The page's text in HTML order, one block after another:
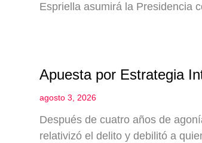
Espriella asumirá la Presidencia
Apuesta por Estrategia
agosto 3, 2026
Después de cuatro años de
relativizó el delito y debilitó a